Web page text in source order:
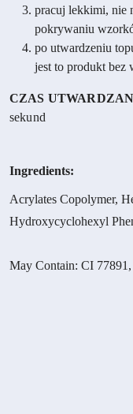
pracuj lekkimi, nie
pokrywaniu
po utwardzeniu
jest to produkt bez
CZAS
sekund
Ingredients:
Acrylates Copolymer,
Hydroxycyclohexyl
May Contain: CI